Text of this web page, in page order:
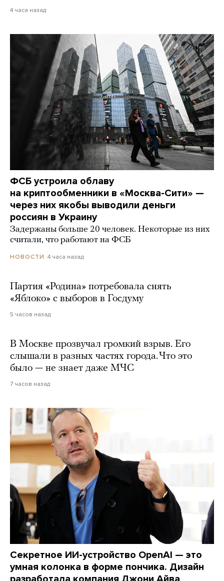
4 часа назад
ФСБ устроила облаву
на криптообменники в «Москва-Сити» —
через них якобы выводили деньги
россиян в Украину
Задержаны больше 20 человек. Некоторые из них
считали, что работают на ФСБ
НОВОСТИ 4 часа назад
Партия «Родина» потребовала снять
«Яблоко» с выборов в Госдуму
5 часов назад
В Москве прозвучал громкий взрыв. Его
слышали в разных частях города. Что это
было — не знает даже МЧС
7 часов назад
Секретное ИИ-устройство OpenAI — это
умная колонка в форме пончика. Дизайн